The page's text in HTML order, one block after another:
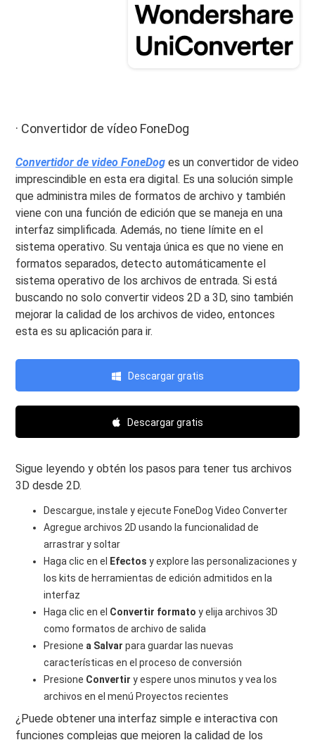
· Convertidor de vídeo FoneDog
Convertidor de video FoneDog es un convertidor de video
imprescindible en esta era digital. Es una solución simple
que administra miles de formatos de archivo y también
viene con una función de edición que se maneja en una
interfaz simplificada. Además, no tiene límite en el
sistema operativo. Su ventaja única es que no viene en
formatos separados, detecto automáticamente el
sistema operativo de los archivos de entrada. Si está
buscando no solo convertir videos 2D a 3D, sino también
mejorar la calidad de los archivos de video, entonces
esta es su aplicación para ir.
Descargar gratis
Descargar gratis
Sigue leyendo y obtén los pasos para tener tus archivos
3D desde 2D.
Descargue, instale y ejecute FoneDog Video Converter
Agregue archivos 2D usando la funcionalidad de
arrastrar y soltar
Haga clic en el
Efectosy explore las personalizaciones y
los kits de herramientas de edición admitidos en la
interfaz
Haga clic en el Convertir formatoy elija archivos 3D
como formatos de archivo de salida
Presione a Salvarpara guardar las nuevas
características en el proceso de conversión
Presione Convertiry espere unos minutos y vea los
archivos en el menú Proyectos recientes
¿Puede obtener una interfaz simple e interactiva con
funciones complejas que mejoren la calidad de los